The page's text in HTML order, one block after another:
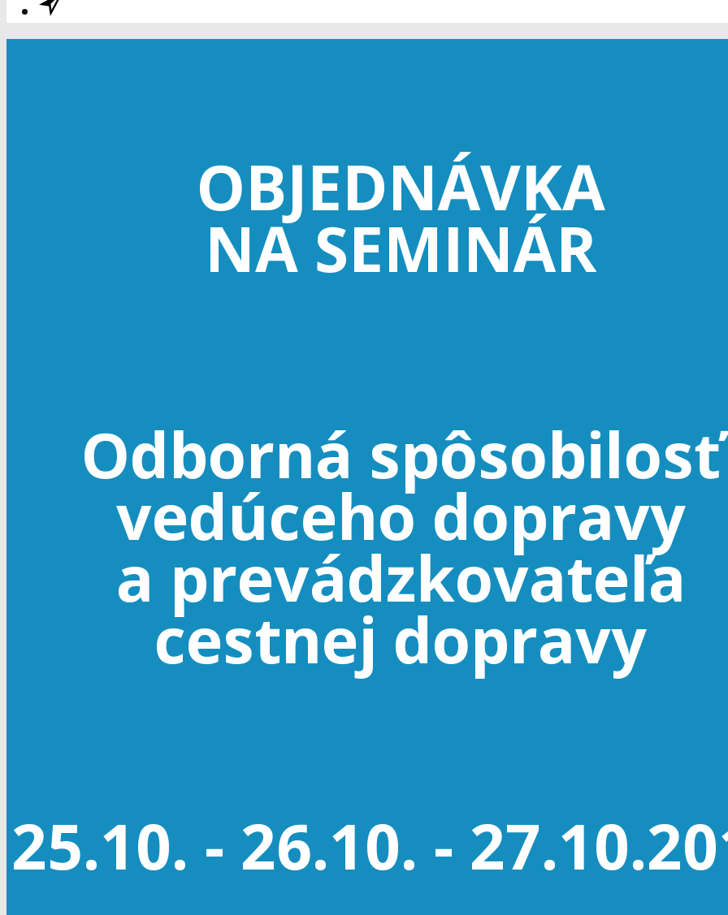
OBJEDNÁVKA
NA SEMINÁR
Odborná spôsobilosť
vedúceho dopravy
a prevádzkovateľa
cestnej dopravy
25.10. - 26.10. -